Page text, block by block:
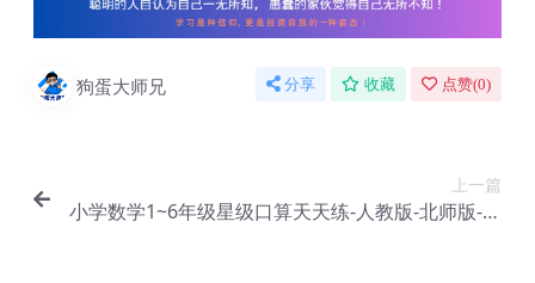
狗蛋大师兄 分享 收藏 点赞(0)
上一篇
小学数学1~6年级星级口算天天练-人教版-北师版-苏